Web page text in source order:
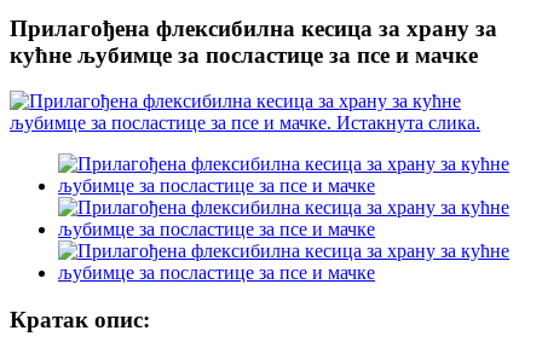
Прилагођена флексибилна кесица за храну за
кућне љубимце за посластице за псе и мачке
Кратак опис: